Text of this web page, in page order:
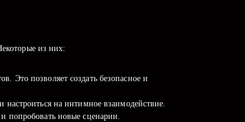
из них:
Это позволяет создать безопасное и
настроиться на интимное взаимодействие.
попробовать новые сценарии.